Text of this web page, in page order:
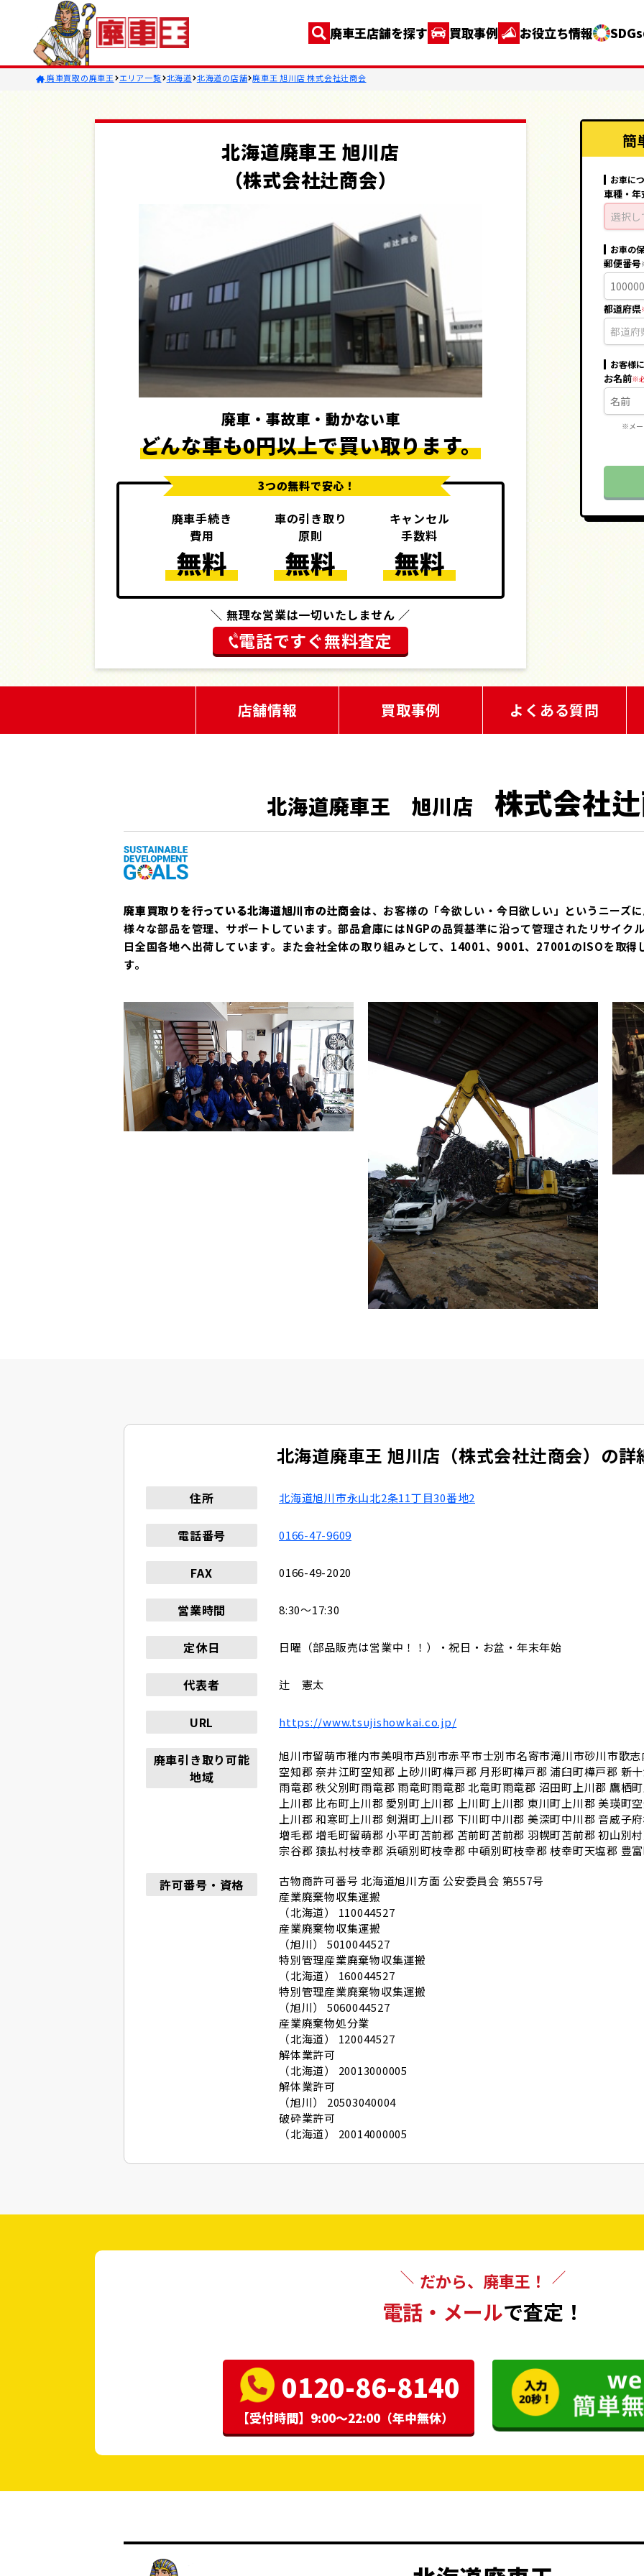
廃車王店舗を探す 買取事例 お役立ち情報
廃車買取の廃車王 エリア一覧 北海道 北海道の店舗 廃車王 旭川店 株式会社辻商会
北海道廃車王 旭川店
（株式会社辻商会）
廃車・事故車・動かない車
どんな車も0円以上で買い取ります。
3つの無料で安心！
廃車手続き
費用
無料
車の引き取り
原則
無料
キャンセル
手数料
無料
＼ 無理な営業は一切いたしません ／
電話ですぐ無料査定
簡
お車に
車種・
選択
お車の
郵便番号
都道府県
お客様
お名前
※メー
店舗情報 買取事例 よくある質問
北海道廃車王 旭川店 株式会社
廃車買取りを行っている北海道旭川市の辻商会は、お客様の「今欲しい・今日欲しい」というニーズ
様々な部品を管理、サポートしています。部品倉庫にはNGPの品質基準に沿って管理されたリサイク
日全国各地へ出荷しています。また会社全体の取り組みとして、14001、9001、27001のISOを取得
す。
北海道廃車王 旭川店 （株式会社辻商会）の
住所 北海道旭川市永山北2条11丁目30番地2
電話番号 0166-47-9609
FAX 0166-49-2020
営業時間 8:30〜17:30
定休日 日曜（部品販売は営業中！！）・祝日・お盆・年末年始
代表者 辻 憲太
URL https://www.tsujishowkai.co.jp/
廃車引き取り可能
地域
旭川市留萌市稚内市美唄市芦別市赤平市士別市名寄市滝川市砂川市歌
空知郡 奈井江町空知郡 上砂川町樺戸郡 月形町樺戸郡 浦臼町樺戸郡 新
雨竜郡 秩父別町雨竜郡 雨竜町雨竜郡 北竜町雨竜郡 沼田町 上川郡 鷹栖町
上川郡 比布町 上川郡 愛別町 上川郡 上川町 上川郡 東川町 上川郡 美瑛町
上川郡 和寒町 上川郡 剣淵町 上川郡 下川町中川郡 美深町中川郡 音威子
増毛郡 増毛町留萌郡 小平町苫前郡 苫前町苫前郡 羽幌町苫前郡 初山別村
宗谷郡 猿払村枝幸郡 浜頓別町枝幸郡 中頓別町枝幸郡 枝幸町天塩郡 豊
許可番号・資格 古物商許可番号 北海道旭川方面 公安委員会 第557号
産業廃棄物収集運搬
（北海道） 110044527
産業廃棄物収集運搬
（旭川） 5010044527
特別管理産業廃棄物収集運搬
（北海道） 160044527
特別管理産業廃棄物収集運搬
（旭川） 5060044527
産業廃棄物処分業
（北海道） 120044527
解体業許可
（北海道） 20013000005
解体業許可
（旭川） 20503040004
破砕業許可
（北海道） 20014000005
だから、廃車王！
電話・メールで査定！
0120-86-8140
【受付時間】9:00〜22:00（年中無休）